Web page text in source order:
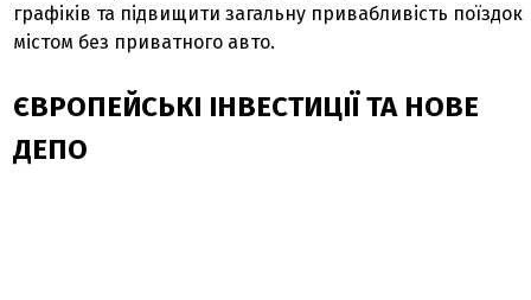
графіків та підвищити загальну привабливість поїздок
містом без приватного авто.
ЄВРОПЕЙСЬКІ ІНВЕСТИЦІЇ ТА НОВЕ
ДЕПО